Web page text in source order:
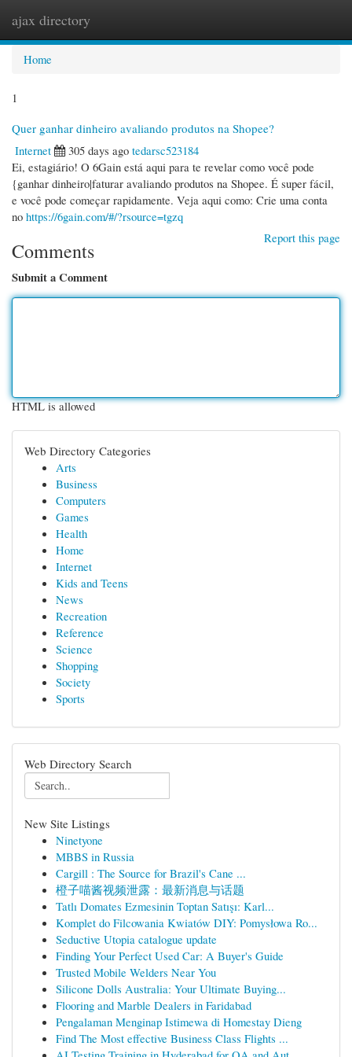
ajax directory
Home
1
Quer ganhar dinheiro avaliando produtos na Shopee?
Internet
305 days ago tedarsc523184
Ei, estagiário! O 6Gain está aqui para te revelar como você pode
{ganhar dinheiro|faturar avaliando produtos na Shopee. É super fácil,
e você pode começar rapidamente. Veja aqui como: Crie uma conta
no https://6gain.com/#/?rsource=tgzq
Report this page
Comments
Submit a Comment
HTML is allowed
Web Directory Categories
Arts
Business
Computers
Games
Health
Home
Internet
Kids and Teens
News
Recreation
Reference
Science
Shopping
Society
Sports
Web Directory Search
New Site Listings
Ninetyone
MBBS in Russia
Cargill : The Source for Brazil's Cane ...
橙子喵酱视频泄露：最新消息与话题
Tatlı Domates Ezmesinin Toptan Satışı: Karl...
Komplet do Filcowania Kwiatów DIY: Pomysłowa Ro...
Seductive Utopia catalogue update
Finding Your Perfect Used Car: A Buyer's Guide
Trusted Mobile Welders Near You
Silicone Dolls Australia: Your Ultimate Buying...
Flooring and Marble Dealers in Faridabad
Pengalaman Menginap Istimewa di Homestay Dieng
Find The Most effective Business Class Flights ...